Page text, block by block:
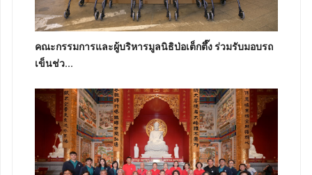
คณะกรรมการและผู้บริหารมูลนิธิป่อเต็กตึ๊ง ร่วมรับมอบรถ
เข็นช่ว...